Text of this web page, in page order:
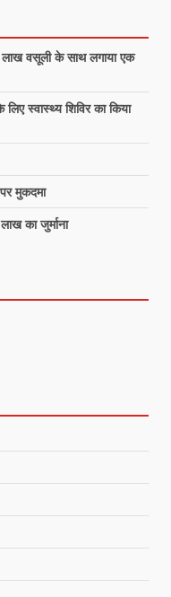
लाख वसूली के साथ लगाया एक
स्वास्थ्य शिविर का किया
मुकदमा
का जुर्माना